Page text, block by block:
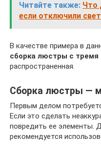
Читайте также: Что
если отключили
В качестве примера в
сборка люстры с тремя
распространенная.
Сборка люстры —
Первым делом
Если это сделать
повредить ее элементы.
рекомендуется